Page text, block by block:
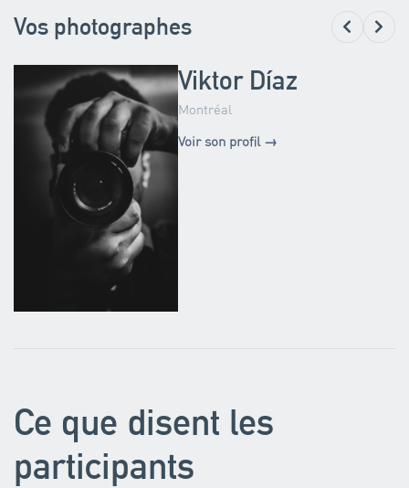
Vos photographes
Viktor Díaz
Montréal
Voir son profil →
Ce que disent les
participants